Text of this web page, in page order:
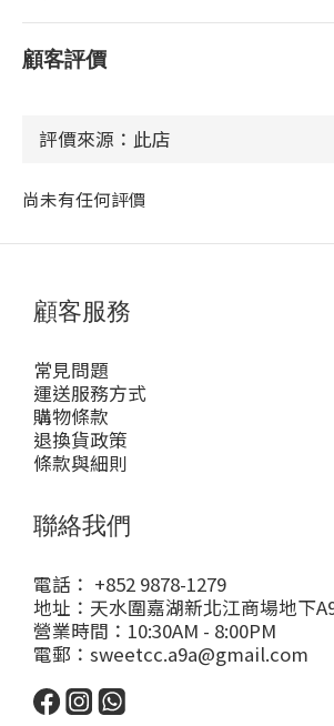
顧客評價
尚未有任何評價
顧客服務
常見問題
運送服務方式
購物條款
退換貨政策
條款與細則
聯絡我們
電話： +852 9878-1279
地址：天水圍嘉湖新北江商場地下
營業時間：10:30AM - 8:00PM
電郵：sweetcc.a9a@gmail.com